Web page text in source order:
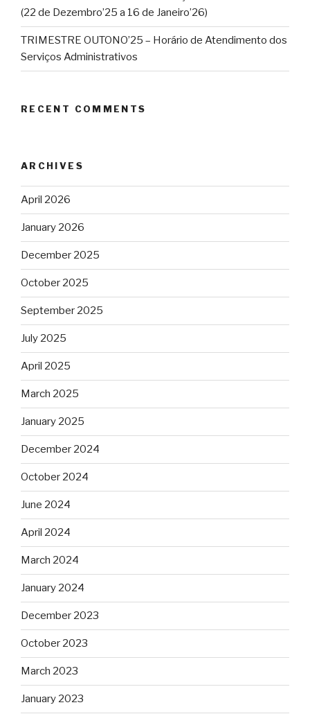
(22 de Dezembro’25 a 16 de Janeiro’26)
TRIMESTRE OUTONO’25 – Horário de Atendimento dos
Serviços Administrativos
RECENT COMMENTS
ARCHIVES
April 2026
January 2026
December 2025
October 2025
September 2025
July 2025
April 2025
March 2025
January 2025
December 2024
October 2024
June 2024
April 2024
March 2024
January 2024
December 2023
October 2023
March 2023
January 2023